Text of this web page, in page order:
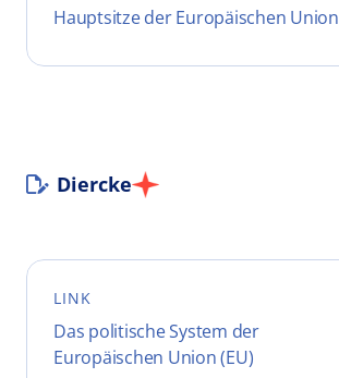
Hauptsitze der Europäischen Union
Diercke
LINK
Das politische System der
Europäischen Union (EU)